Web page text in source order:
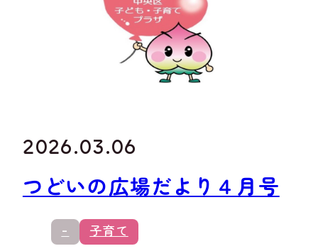
2026.03.06
つどいの広場だより４月号
- 子育て